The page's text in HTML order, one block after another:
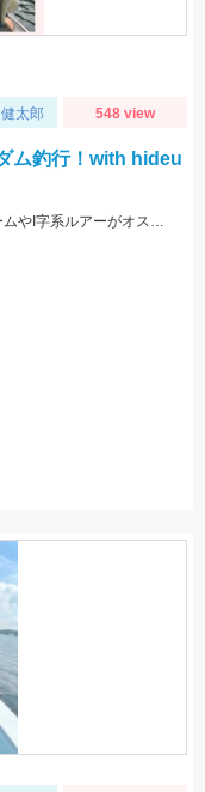
太郎 548 view
ム釣行！with hideu
サマーパターン真っ盛りの池原ダムはロングワームやI字系ルアーがオススメです！！